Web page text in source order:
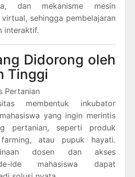
dan mekanisme mesin
sehingga pembelajaran
interaktif.
Didorong oleh
Tinggi
Pertanian
membentuk inkubator
yang ingin merintis
pertanian, seperti produk
atau pupuk hayati.
dosen dan akses
ide mahasiswa dapat